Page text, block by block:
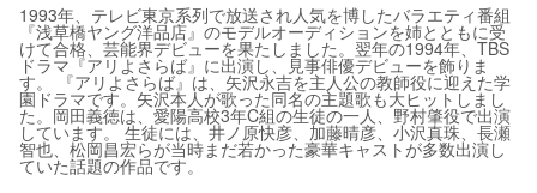
1993年、テレビ東京系列で放送され人気を博したバラエティ番組
『浅草橋ヤング洋品店』のモデルオーディションを姉とともに受
けて合格、芸能界デビューを果たしました。翌年の1994年、TBS
ドラマ『アリよさらば』に出演し、見事俳優デビューを飾りま
す。 『アリよさらば』は、矢沢永吉を主人公の教師役に迎えた学
園ドラマです。矢沢本人が歌った同名の主題歌も大ヒットしまし
た。岡田義徳は、愛陽高校3年C組の生徒の一人、野村肇役で出演
しています。 生徒には、井ノ原快彦、加藤晴彦、小沢真珠、長瀬
智也、松岡昌宏らが当時まだ若かった豪華キャストが多数出演し
ていた話題の作品です。